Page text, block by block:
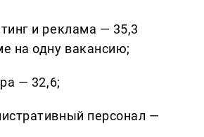
и реклама — 35,3
на одну вакансию;
— 32,6;
персонал —